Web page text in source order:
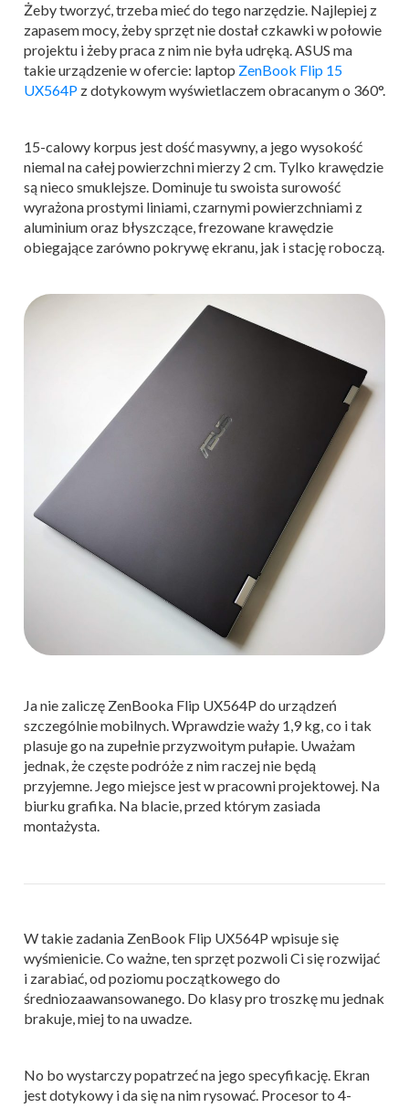
Żeby tworzyć, trzeba mieć do tego narzędzie. Najlepiej z
zapasem mocy, żeby sprzęt nie dostał czkawki w połowie
projektu i żeby praca z nim nie była udręką. ASUS ma
takie urządzenie w ofercie: laptop ZenBook Flip 15
UX564P z dotykowym wyświetlaczem obracanym o 360°.
15-calowy korpus jest dość masywny, a jego wysokość
niemal na całej powierzchni mierzy 2 cm. Tylko krawędzie
są nieco smuklejsze. Dominuje tu swoista surowość
wyrażona prostymi liniami, czarnymi powierzchniami z
aluminium oraz błyszczące, frezowane krawędzie
obiegające zarówno pokrywę ekranu, jak i stację roboczą.
Ja nie zaliczę ZenBooka Flip UX564P do urządzeń
szczególnie mobilnych. Wprawdzie waży 1,9 kg, co i tak
plasuje go na zupełnie przyzwoitym pułapie. Uważam
jednak, że częste podróże z nim raczej nie będą
przyjemne. Jego miejsce jest w pracowni projektowej. Na
biurku grafika. Na blacie, przed którym zasiada
montażysta.
W takie zadania ZenBook Flip UX564P wpisuje się
wyśmienicie. Co ważne, ten sprzęt pozwoli Ci się rozwijać
i zarabiać, od poziomu początkowego do
średniozaawansowanego. Do klasy pro troszkę mu jednak
brakuje, miej to na uwadze.
No bo wystarczy popatrzeć na jego specyfikację. Ekran
jest dotykowy i da się na nim rysować. Procesor to 4-